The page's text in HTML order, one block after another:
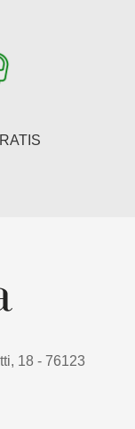
18 - 76123